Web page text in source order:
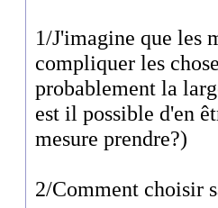
1/J'imagine que les
compliquer les
probablement la
est il possible d'en
mesure prendre?)
2/Comment choisir